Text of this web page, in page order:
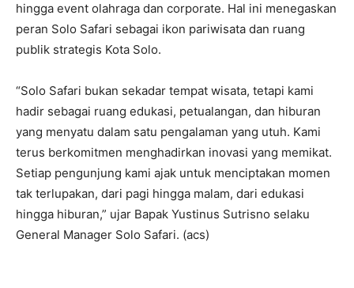
hingga event olahraga dan corporate. Hal ini menegaskan
peran Solo Safari sebagai ikon pariwisata dan ruang
publik strategis Kota Solo.
“Solo Safari bukan sekadar tempat wisata, tetapi kami
hadir sebagai ruang edukasi, petualangan, dan hiburan
yang menyatu dalam satu pengalaman yang utuh. Kami
terus berkomitmen menghadirkan inovasi yang memikat.
Setiap pengunjung kami ajak untuk menciptakan momen
tak terlupakan, dari pagi hingga malam, dari edukasi
hingga hiburan,” ujar Bapak Yustinus Sutrisno selaku
General Manager Solo Safari. (acs)